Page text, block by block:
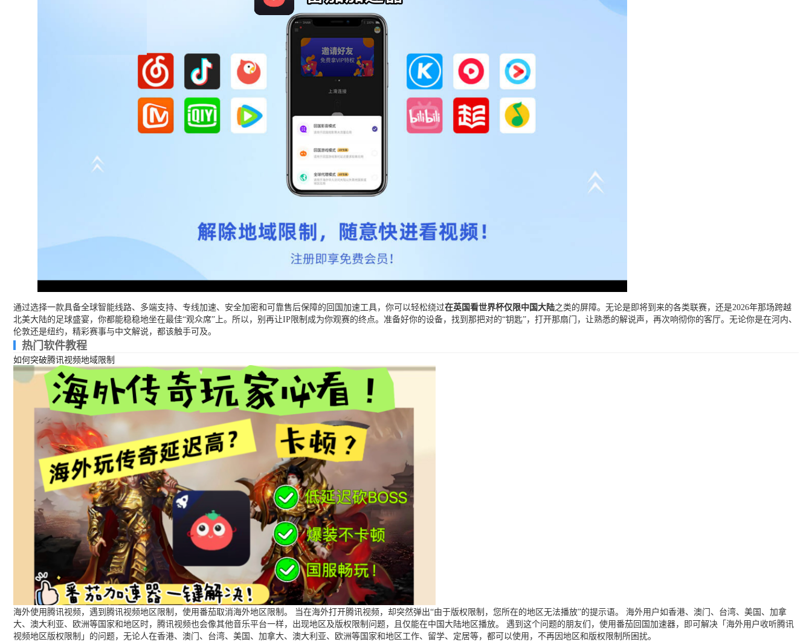
通过选择一款具备全球智能线路、多端支持、专线加速、安全加密和可靠售后保障的回国加速工具，你可以轻松绕过在英国看世界杯仅限中国大陆之类的屏障。无论是即将到来的各类联赛，还是2026年那场跨越
北美大陆的足球盛宴，你都能稳稳地坐在最佳“观众席”上。所以，别再让IP限制成为你观赛的终点。准备好你的设备，找到那把对的“钥匙”，打开那扇门，让熟悉的解说声，再次响彻你的客厅。无论你是在河内、
伦敦还是纽约，精彩赛事与中文解说，都该触手可及。
热门软件教程
如何突破腾讯视频地域限制
海外使用腾讯视频，遇到腾讯视频地区限制，使用番茄取消海外地区限制。 当在海外打开腾讯视频，却突然弹出“由于版权限制，您所在的地区无法播放”的提示语。 海外用户如香港、澳门、台湾、美国、加拿
大、澳大利亚、欧洲等国家和地区时，腾讯视频也会像其他音乐平台一样，出现地区及版权限制问题，且仅能在中国大陆地区播放。 遇到这个问题的朋友们，使用番茄回国加速器，即可解决「海外用户收听腾讯
视频地区版权限制」的问题，无论人在香港、澳门、台湾、美国、加拿大、澳大利亚、欧洲等国家和地区工作、留学、定居等，都可以使用，不再因地区和版权限制所困扰。